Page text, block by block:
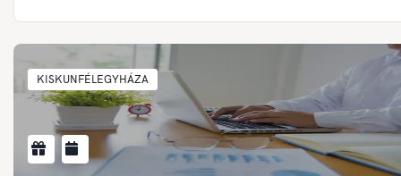
KISKUNFÉLEGYHÁZA